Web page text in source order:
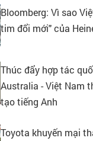
Bloomberg: Vì sao
tim đổi mới" của
Thúc đẩy hợp tác
Australia - Việt Nam
tạo tiếng Anh
Toyota khuyến mại